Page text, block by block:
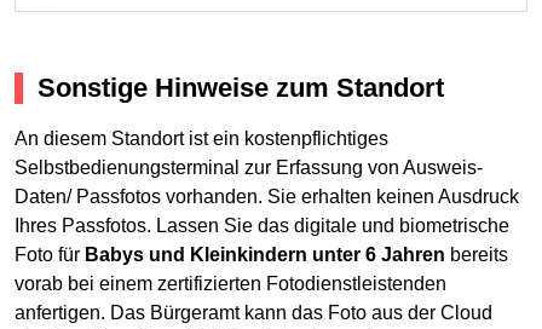
Sonstige Hinweise zum Standort
An diesem Standort ist ein kostenpflichtiges
Selbstbedienungsterminal zur Erfassung von Ausweis-
Daten/ Passfotos vorhanden. Sie erhalten keinen Ausdruck
Ihres Passfotos. Lassen Sie das digitale und biometrische
Foto für Babys und Kleinkindern unter 6 Jahren bereits
vorab bei einem zertifizierten Fotodienstleistenden
anfertigen. Das Bürgeramt kann das Foto aus der Cloud